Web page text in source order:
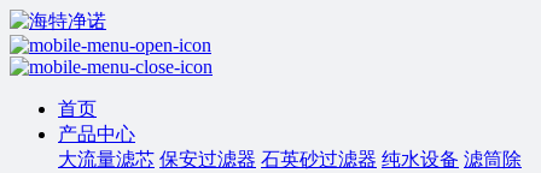
首页
产品中心
大流量滤芯 保安过滤器 石英砂过滤器 纯水设备 滤筒除